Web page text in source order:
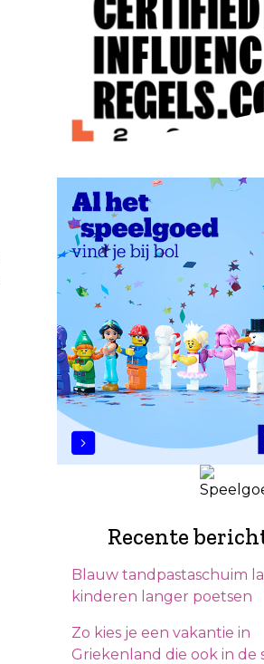
Recente
Blauw tandpastaschuim
kinderen langer poetsen
Zo kies je een vakantie in
Griekenland die ook in de